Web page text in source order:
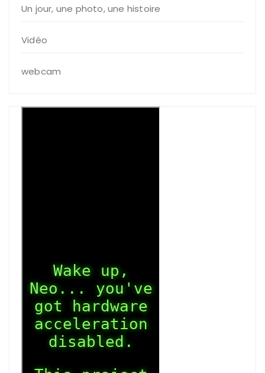
Un jour, une photo, une histoire
Vidéo
webcam